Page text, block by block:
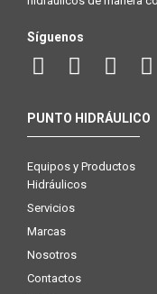
Síguenos
PUNTO HIDRÁULICO
Equipos y Productos
Hidráulicos
Servicios
Marcas
Nosotros
Contactos